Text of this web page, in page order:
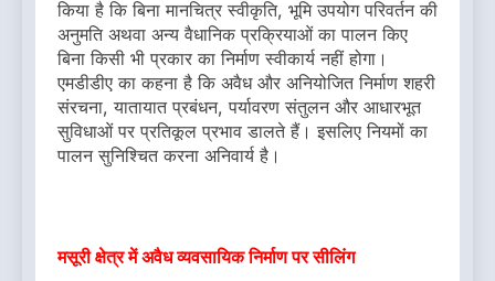
किया है कि बिना मानचित्र स्वीकृति, भूमि उपयोग परिवर्तन की
अनुमति अथवा अन्य वैधानिक प्रक्रियाओं का पालन किए
बिना किसी भी प्रकार का निर्माण स्वीकार्य नहीं होगा।
एमडीडीए का कहना है कि अवैध और अनियोजित निर्माण शहरी
संरचना, यातायात प्रबंधन, पर्यावरण संतुलन और आधारभूत
सुविधाओं पर प्रतिकूल प्रभाव डालते हैं। इसलिए नियमों का
पालन सुनिश्चित करना अनिवार्य है।
मसूरी क्षेत्र में अवैध व्यवसायिक निर्माण पर सीलिंग